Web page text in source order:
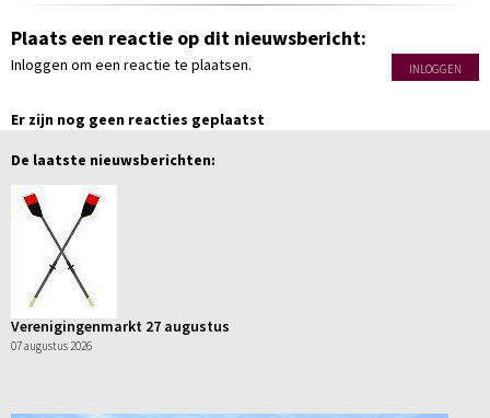
Plaats een reactie op dit nieuwsbericht:
Inloggen om een reactie te plaatsen. INLOGGEN
Er zijn nog geen reacties geplaatst
De laatste nieuwsberichten:
Verenigingenmarkt 27 augustus
07 augustus 2026